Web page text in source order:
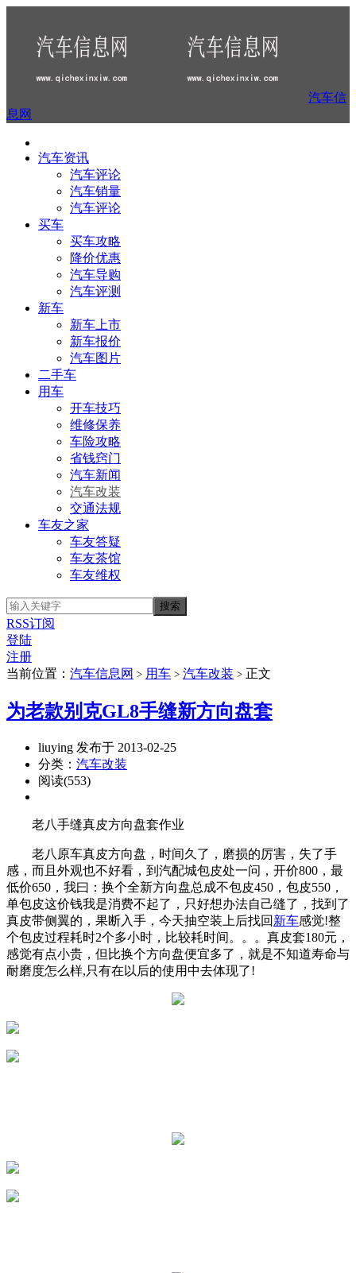
汽车信
息网
汽车资讯
汽车评论
汽车销量
汽车评论
买车
买车攻略
降价优惠
汽车导购
汽车评测
新车
新车上市
新车报价
汽车图片
二手车
用车
开车技巧
维修保养
车险攻略
省钱窍门
汽车新闻
汽车改装
交通法规
车友之家
车友答疑
车友茶馆
车友维权
RSS订阅
登陆
注册
当前位置： 汽车信息网 > 用车 > 汽车改装 > 正文
为老款别克GL8手缝新方向盘套
liuying 发布于 2013-02-25
分类： 汽车改装
阅读(553)
老八手缝真皮方向盘套作业
老八原车真皮方向盘，时间久了，磨损的厉害，失了手
感，而且外观也不好看，到汽配城包皮处一问，开价800，最
低价650，我曰：换个全新方向盘总成不包皮450，包皮550，
单包皮这价钱我是消费不起了，只好想办法自己缝了，找到了
真皮带侧翼的，果断入手，今天抽空装上后找回 新车感觉!整
个包皮过程耗时2个多小时，比较耗时间。。。真皮套180元，
感觉有点小贵，但比换个方向盘便宜多了，就是不知道寿命与
耐磨度怎么样,只有在以后的使用中去体现了!